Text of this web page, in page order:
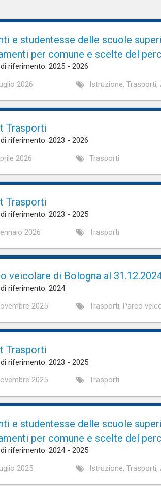
e studentesse delle scuole
per comune e scelte del
riferimento: 2025 - 2026
2026
Istruzione,
Trasporti
riferimento: 2023 - 2026
2026
Trasporti
Trasporti
riferimento: 2023 - 2025
2026
Trasporti
veicolare di Bologna al
riferimento: 2024
2025
Trasporti, Parco
Trasporti
riferimento: 2023 - 2025
2025
Trasporti
e studentesse delle scuole
per comune e scelte del
riferimento: 2024 - 2025
2025
Istruzione,